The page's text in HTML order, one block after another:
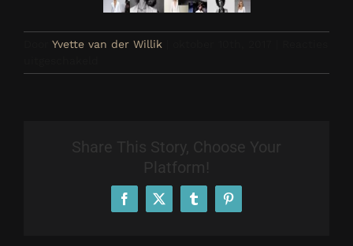
Yvette van der Willik
Inspratie
Share This Story, Choose Your
Platform!
Facebook
X TumblrPinterest